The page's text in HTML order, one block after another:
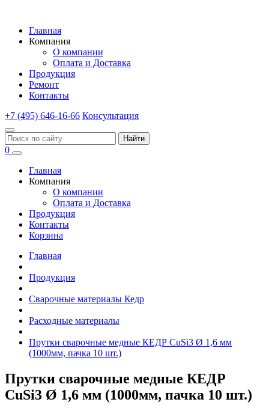
Главная
Компания
О компании
Оплата и Доставка
Продукция
Ремонт
Контакты
+7 (495) 646-16-66 Консультация
Найти
0
Главная
Компания
О компании
Оплата и Доставка
Продукция
Контакты
Корзина
Главная
Продукция
Сварочные материалы Кедр
Расходные материалы
Прутки сварочные медные КЕДР CuSi3 Ø 1,6 мм
(1000мм, пачка 10 шт.)
Прутки сварочные медные КЕДР
CuSi3 Ø 1,6 мм (1000мм, пачка 10 шт.)